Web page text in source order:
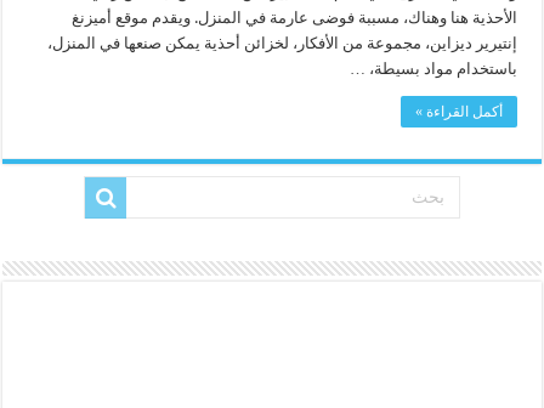
الأحذية هنا وهناك، مسببة فوضى عارمة في المنزل. ويقدم موقع أميزنغ
إنتيرير ديزاين، مجموعة من الأفكار، لخزائن أحذية يمكن صنعها في المنزل،
باستخدام مواد بسيطة، …
أكمل القراءة »